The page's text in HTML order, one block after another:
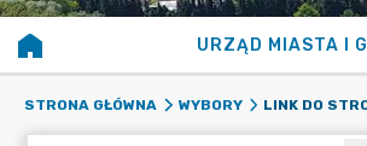
URZĄD MIASTA I
STRONA GŁÓWNA WYBORY